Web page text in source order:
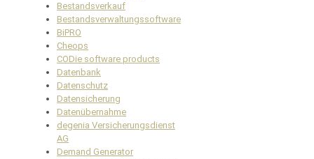
Bestandsverkauf
Bestandsverwaltungssoftware
BiPRO
Cheops
CODie software products
Datenbank
Datenschutz
Datensicherung
Datenübernahme
degenia Versicherungsdienst
AG
Demand Generator